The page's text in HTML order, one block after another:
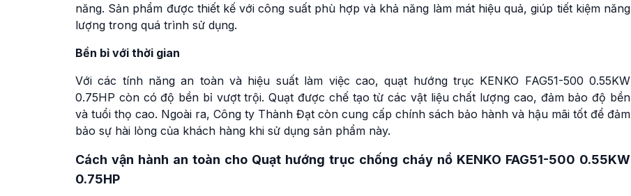
năng. Sản phẩm được thiết kế với công suất phù hợp và khả năng làm mát hiệu quả, giúp tiết kiệm năng
lượng trong quá trình sử dụng.
Bền bỉ với thời gian
Với các tính năng an toàn và hiệu suất làm việc cao, quạt hướng trục KENKO FAG51-500 0.55KW
0.75HP còn có độ bền bỉ vượt trội. Quạt được chế tạo từ các vật liệu chất lượng cao, đảm bảo độ bền
và tuổi thọ cao. Ngoài ra, Công ty Thành Đạt còn cung cấp chính sách bảo hành và hậu mãi tốt để đảm
bảo sự hài lòng của khách hàng khi sử dụng sản phẩm này.
Cách vận hành an toàn cho Quạt hướng trục chống cháy nổ KENKO FAG51-500 0.55KW
0.75HP